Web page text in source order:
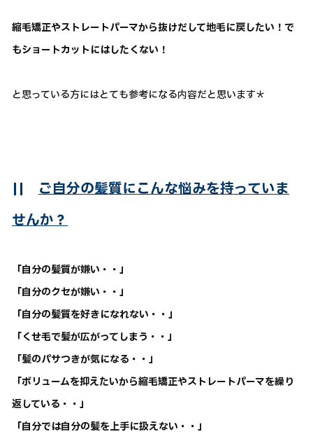
縮毛矯正やストレートパーマから抜けだして地毛に戻したい！で
もショートカットにはしたくない！
と思っている方にはとても参考になる内容だと思います＊
|| ご自分の髪質にこんな悩みを持っていま
せんか？
「自分の髪質が嫌い・・」
「自分のクセが嫌い・・」
「自分の髪質を好きになれない・・」
「くせ毛で髪が広がってしまう・・」
「髪のパサつきが気になる・・」
「ボリュームを抑えたいから縮毛矯正やストレートパーマを繰り
返している・・」
「自分では自分の髪を上手に扱えない・・」